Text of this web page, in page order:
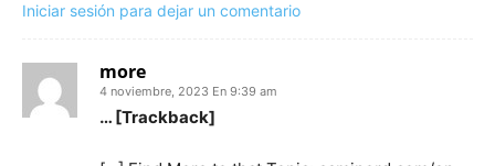
Iniciar sesión para dejar un comentario
more
4 noviembre, 2023 En 9:39 am
… [Trackback]